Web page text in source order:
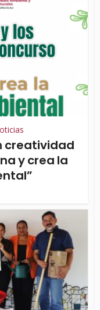
creatividad
y crea la